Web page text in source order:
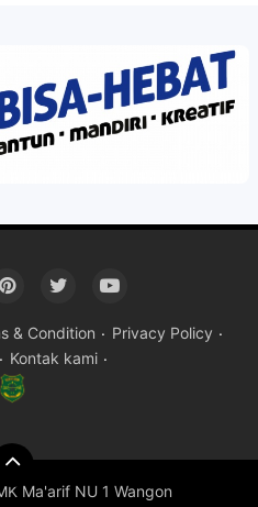
& Condition
Privacy Policy
Kontak kami
Ma'arif NU 1 Wangon